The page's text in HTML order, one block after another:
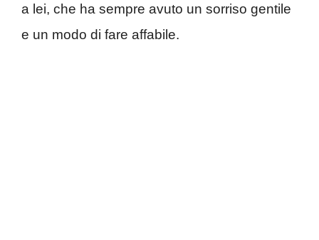
a lei, che ha sempre avuto un sorriso gentile
e un modo di fare affabile.